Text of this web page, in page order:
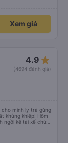
Xem giá
4.9 star_rate
(4694 đánh giá)
cho mình ly trà gừng
khủng khiếp! Hôm
ngồi kế tài xế chứ
ngồi còn anh Khải